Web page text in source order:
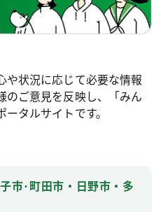
や状況に応じて必要な情報
のご意見を反映し、「みん
タルサイトです。
市･町田市・日野市・多